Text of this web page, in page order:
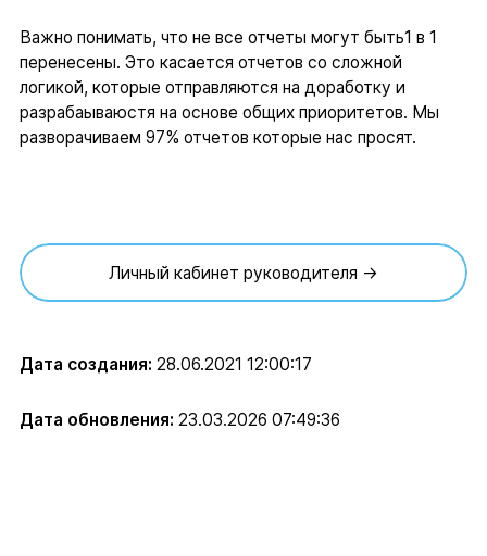
Важно понимать, что не все отчеты могут быть1 в 1
перенесены. Это касается отчетов со сложной
логикой, которые отправляются на доработку и
разрабаываюстя на основе общих приоритетов. Мы
разворачиваем 97% отчетов которые нас просят.
Личный кабинет руководителя →
Дата создания: 28.06.2021 12:00:17
Дата обновления: 23.03.2026 07:49:36